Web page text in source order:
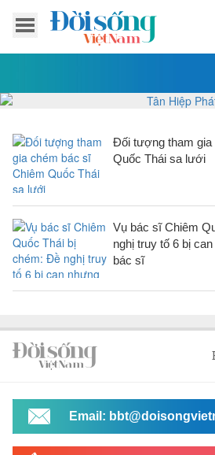
Đối tượng tham gia
Quốc Thái sa lưới
Vụ bác sĩ Chiêm
nghị truy tố 6 bị
bác sĩ
Email: